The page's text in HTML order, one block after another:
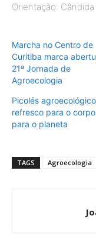
Orientação:
Marcha no Centro de
Curitiba marca
21ª Jornada de
Agroecologia
Picolés
refresco para o
para o planeta
TAGS Agroecologia